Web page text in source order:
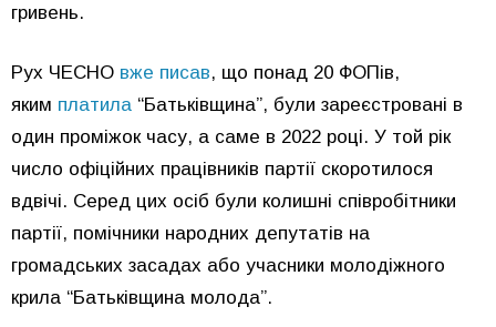
гривень.
Рух ЧЕСНО вже писав, що понад 20 ФОПів,
яким платила “Батьківщина”, були зареєстровані в
один проміжок часу, а саме в 2022 році. У той рік
число офіційних працівників партії скоротилося
вдвічі. Серед цих осіб були колишні співробітники
партії, помічники народних депутатів на
громадських засадах або учасники молодіжного
крила “Батьківщина молода”.